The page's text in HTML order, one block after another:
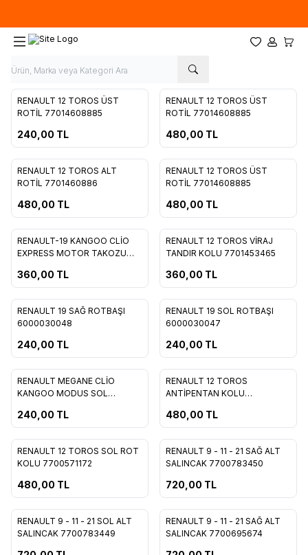
Favorilerim
Hesabım
Favorilere Ekle
RENAULT 12 TOROS ÜST
ROTİL 77014608885
240,00 TL
Favorilere Ekle
RENAULT 12 TOROS ÜST
ROTİL 77014608885
480,00 TL
Favorilere Ekle
RENAULT 12 TOROS ALT
ROTİL 7701460886
480,00 TL
Favorilere Ekle
RENAULT 12 TOROS ÜST
ROTİL 77014608885
480,00 TL
Favorilere Ekle
RENAULT-19 KANGOO CLİO
EXPRESS MOTOR TAKOZU
360,00 TL
Favorilere Ekle
RENAULT 12 TOROS VİRAJ
TANDIR KOLU 7701453465
360,00 TL
Favorilere Ekle
RENAULT 19 SAĞ ROTBAŞI
6000030048
240,00 TL
Favorilere Ekle
RENAULT 19 SOL ROTBAŞI
6000030047
240,00 TL
Favorilere Ekle
RENAULT MEGANE CLİO
KANGOO MODUS SOL
240,00 TL
Favorilere Ekle
RENAULT 12 TOROS
ANTİPENTAN KOLU
480,00 TL
Favorilere Ekle
RENAULT 12 TOROS SOL ROT
KOLU 7700571172
480,00 TL
Favorilere Ekle
RENAULT 9 - 11 - 21 SAĞ ALT
SALINCAK 7700783450
720,00 TL
Favorilere Ekle
RENAULT 9 - 11 - 21 SOL ALT
SALINCAK 7700783449
Favorilere Ekle
RENAULT 9 - 11 - 21 SAĞ ALT
SALINCAK 7700695674